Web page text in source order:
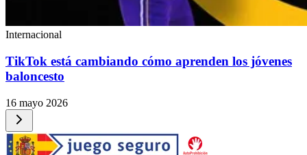
Internacional
TikTok está cambiando cómo aprenden los jóvenes
baloncesto
16 mayo 2026